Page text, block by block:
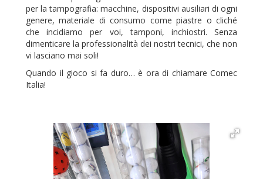
per la tampografia: macchine, dispositivi ausiliari di ogni
genere, materiale di consumo come piastre o cliché
che incidiamo per voi, tamponi, inchiostri. Senza
dimenticare la professionalità dei nostri tecnici, che non
vi lasciano mai soli!
Quando il gioco si fa duro… è ora di chiamare Comec
Italia!